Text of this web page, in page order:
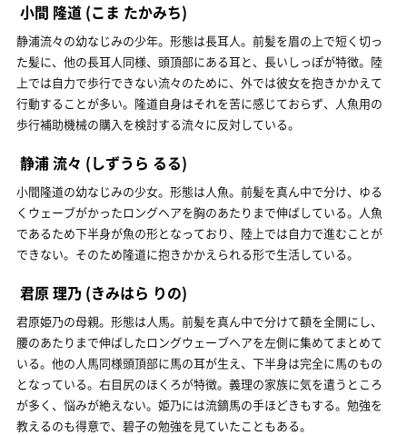
小間 隆道 (こま たかみち)
静浦流々の幼なじみの少年。形態は長耳人。前髪を眉の上で短く切っ
た髪に、他の長耳人同様、頭頂部にある耳と、長いしっぽが特徴。陸
上では自力で歩行できない流々のために、外では彼女を抱きかかえて
行動することが多い。隆道自身はそれを苦に感じておらず、人魚用の
歩行補助機械の購入を検討する流々に反対している。
静浦 流々 (しずうら るる)
小間隆道の幼なじみの少女。形態は人魚。前髪を真ん中で分け、ゆる
くウェーブがかったロングヘアを胸のあたりまで伸ばしている。人魚
であるため下半身が魚の形となっており、陸上では自力で進むことが
できない。そのため隆道に抱きかかえられる形で生活している。
君原 理乃 (きみはら りの)
君原姫乃の母親。形態は人馬。前髪を真ん中で分けて額を全開にし、
腰のあたりまで伸ばしたロングウェーブヘアを左側に集めてまとめて
いる。他の人馬同様頭頂部に馬の耳が生え、下半身は完全に馬のもの
となっている。右目尻のほくろが特徴。義理の家族に気を遣うところ
が多く、悩みが絶えない。姫乃には流鏑馬の手ほどきもする。勉強を
教えるのも得意で、碧子の勉強を見ていたこともある。